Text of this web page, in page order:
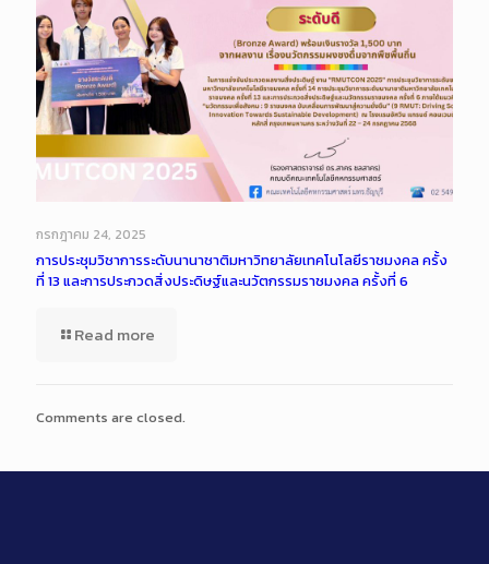
กรกฎาคม 24, 2025
การประชุมวิชาการระดับนานาชาติมหาวิทยาลัยเทคโนโลยีราชมงคล ครั้ง
ที่ 13 และการประกวดสิ่งประดิษฐ์และนวัตกรรมราชมงคล ครั้งที่ 6
Read more
Comments are closed.